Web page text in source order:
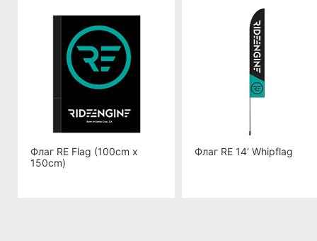
Флаг RE Flag (100cm x
150cm)
Флаг RE 14‘ Whipflag